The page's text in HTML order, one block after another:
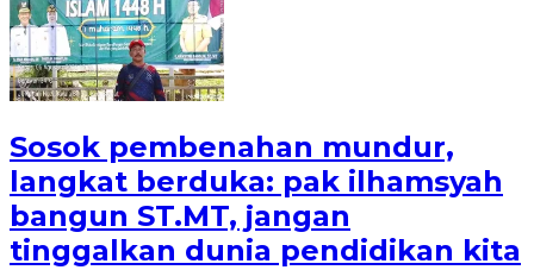
Sosok pembenahan mundur,
langkat berduka: pak ilhamsyah
bangun ST.MT, jangan
tinggalkan dunia pendidikan kita